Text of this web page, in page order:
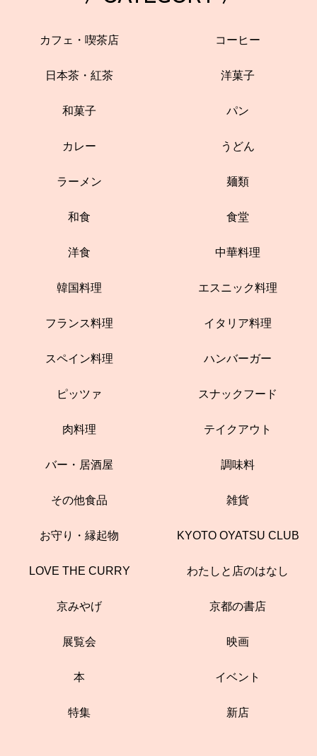
カフェ・喫茶店 コーヒー
日本茶・紅茶 洋菓子
和菓子 パン
カレー うどん
ラーメン 麺類
和食 食堂
洋食 中華料理
韓国料理 エスニック料理
フランス料理 イタリア料理
スペイン料理 ハンバーガー
ピッツァ スナックフード
肉料理 テイクアウト
バー・居酒屋 調味料
その他食品 雑貨
お守り・縁起物 KYOTO OYATSU CLUB
LOVE THE CURRY わたしと店のはなし
京みやげ 京都の書店
展覧会 映画
本 イベント
特集 新店